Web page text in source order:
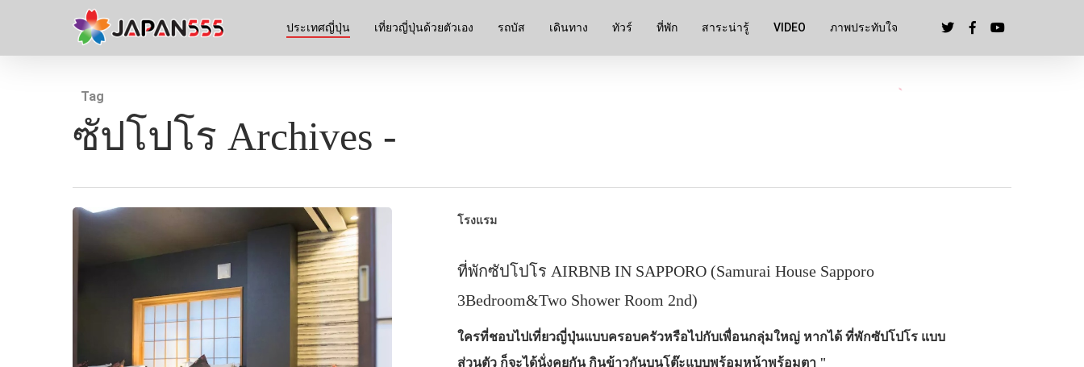
ประเทศญี่ปุ่น เที่ยวญี่ปุ่นด้วยตัวเอง รถบัส เดินทาง ทัวร์ ที่พัก สาระน่ารู้ VIDEO ภาพประทับใจ
Tag
ซัปโปโร Archives -
โรงแรม
ที่พักซัปโปโร AIRBNB IN SAPPORO (Samurai House Sapporo
3Bedroom&Two Shower Room 2nd)
ใครที่ชอบไปเที่ยวญี่ปุ่นแบบครอบครัวหรือไปกับเพื่อนกลุ่มใหญ่ หากได้ ที่พักซัปโปโร แบบ
ส่วนตัว ก็จะได้นั่งคุยกัน กินข้าวกันบนโต๊ะแบบพร้อมหน้าพร้อมตา "